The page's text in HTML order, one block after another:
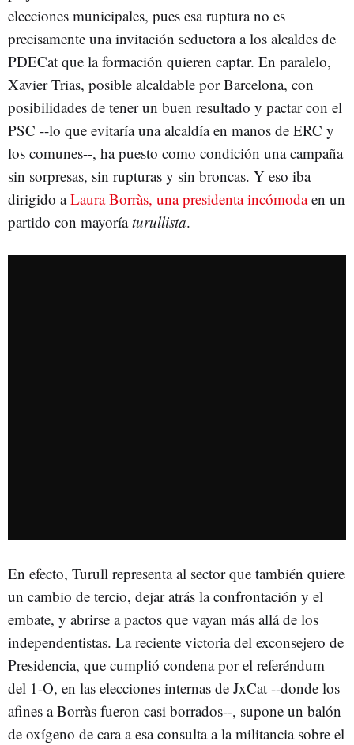
elecciones municipales, pues esa ruptura no es
precisamente una invitación seductora a los alcaldes de
PDECat que la formación quieren captar. En paralelo,
Xavier Trias, posible alcaldable por Barcelona, con
posibilidades de tener un buen resultado y pactar con el
PSC --lo que evitaría una alcaldía en manos de ERC y
los comunes--, ha puesto como condición una campaña
sin sorpresas, sin rupturas y sin broncas. Y eso iba
dirigido aLaura Borràs, una presidenta incómodaen un
partido con mayoríaturullista.
En efecto, Turull representa al sector que también quiere
un cambio de tercio, dejar atrás la confrontación y el
embate, y abrirse a pactos que vayan más allá de los
independentistas. La reciente victoria del exconsejero de
Presidencia, que cumplió condena por el referéndum
del 1-O, en las elecciones internas de JxCat --donde los
afines a Borràs fueron casi borrados--, supone un balón
de oxígeno de cara a esa consulta a la militancia sobre el